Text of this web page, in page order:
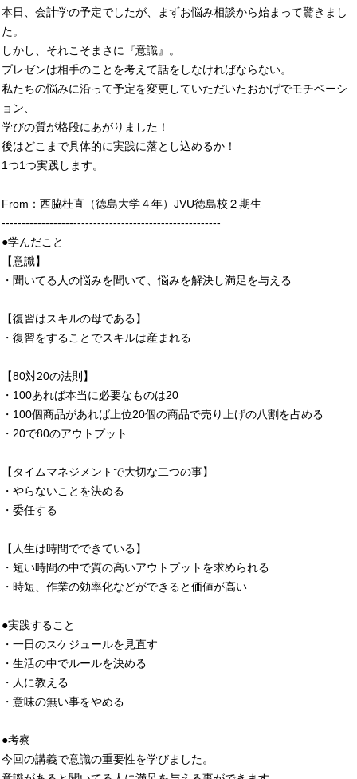
本日、会計学の予定でしたが、まずお悩み相談から始まって驚きまし
た。
しかし、それこそまさに『意識』。
プレゼンは相手のことを考えて話をしなければならない。
私たちの悩みに沿って予定を変更していただいたおかげでモチベーシ
ョン、
学びの質が格段にあがりました！
後はどこまで具体的に実践に落とし込めるか！
1つ1つ実践します。
From：西脇杜直（徳島大学４年）JVU徳島校２期生
-------------------------------------------------------
●学んだこと
【意識】
・聞いてる人の悩みを聞いて、悩みを解決し満足を与える
【復習はスキルの母である】
・復習をすることでスキルは産まれる
【80対20の法則】
・100あれば本当に必要なものは20
・100個商品があれば上位20個の商品で売り上げの八割を占める
・20で80のアウトプット
【タイムマネジメントで大切な二つの事】
・やらないことを決める
・委任する
【人生は時間でできている】
・短い時間の中で質の高いアウトプットを求められる
・時短、作業の効率化などができると価値が高い
●実践すること
・一日のスケジュールを見直す
・生活の中でルールを決める
・人に教える
・意味の無い事をやめる
●考察
今回の講義で意識の重要性を学びました。